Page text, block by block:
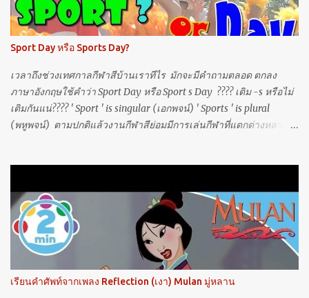
'em เพชรที่ว่าแข็ง ทุบจนเม็ด มันป่นแป้ง I take what I'm handed, I
break what's demanding ขว้างมาซิ จะรีบงับ ใส่เต็มที่ อัดให้ยับ But
แต่ว่า Under the surface ใต้ภาพอันเลิศเลอ I feel berserk as a
tightrope walker in a three-ring circus มันสุดจะเหวอและหวั่นไหว
เหมือนนักไต่เชือกที่พร้อมจะเดินพลาด Unde...
Sport Day หรือ Sports Day?
เวลาถึงช่วงเทศกาลกีฬาสีบ้านเราทีไร มักจะมีคำถามตลอด ตกลง
ภาษาอังกฤษใช้คำว่า Sport Day หรือ Sport s Day ???? เติม -s หรือไม่
เติมกันแน่???? ' Sport ' is singular (เอกพจน์) ' Sports ' is plural
(พหูพจน์) ตามปกติแล้วงานกีฬาสีย่อมมีการเล่นกีฬาที่แตกต่างหลาก
ของวันได้ ******* แก้ไขเพิ่มเติมวันที่ 1 ส.ค. 2019 แต่ !!! ที่กล่าวมา
ข้างต้นเป็นหลักการจำที่ไม่ถูกต้องครับ! เพราะตามหลักภาษาแล้วนามที่
ใช้ขยายนาม หรือมีชื่อว่า Noun Modifiers (N1+N2) ซึ่งจะเติม -s
เฉพาะ N2 ซึ่งเป็นคำนามหลัก เท่านั้น โดย N1 เป็นวัตถุประสงค์
(purpose) ที่ขยาย N2 เป็นคำนามหลัก เอ .... แล้วทีนี้ทำไม sports ถึง
เติม s ล่ะ???? ก็เพราะว่า sports สามารถเป็น Adj ได้ครับ!!! เช่น sports
center, sports car, sports festival หรือ sports day เป็นต้น อ้างอิงจาก
เรียนคำศัพท์จากเพลง Reflection (เงา) Mulan มู่หลาน